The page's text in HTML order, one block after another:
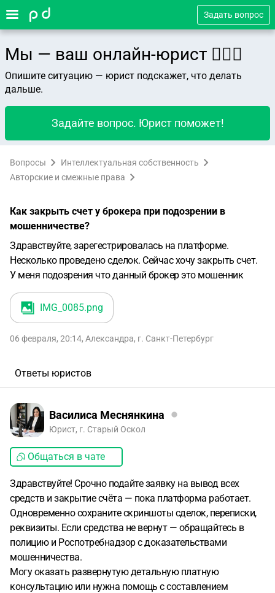
Задать вопрос
Мы — ваш онлайн-юрист 👨🏻‍⚖️
Опишите ситуацию — юрист подскажет, что делать
дальше.
Задайте вопрос. Юрист поможет!
Вопросы
Интеллектуальная собственность
Авторские и смежные права
Как закрыть счет у брокера при подозрении в
мошенничестве?
Здравствуйте, зарегестрировалась на платформе.
Несколько проведено сделок. Сейчас хочу закрыть счет.
У меня подозрения что данный брокер это мошенник
IMG_0085.png
06 февраля, 20:14, Александра, г. Санкт-Петербург
Ответы юристов
Василиса Меснянкина
Юрист, г. Старый Оскол
Общаться в чате
Здравствуйте! Срочно подайте заявку на вывод всех
средств и закрытие счёта — пока платформа работает.
Одновременно сохраните скриншоты сделок, переписки,
реквизиты. Если средства не вернут — обращайтесь в
полицию и Роспотребнадзор с доказательствами
мошенничества.
Могу оказать развернутую детальную платную
консультацию или нужна помощь с составлением